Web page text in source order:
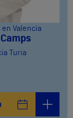
Valencia
Turia